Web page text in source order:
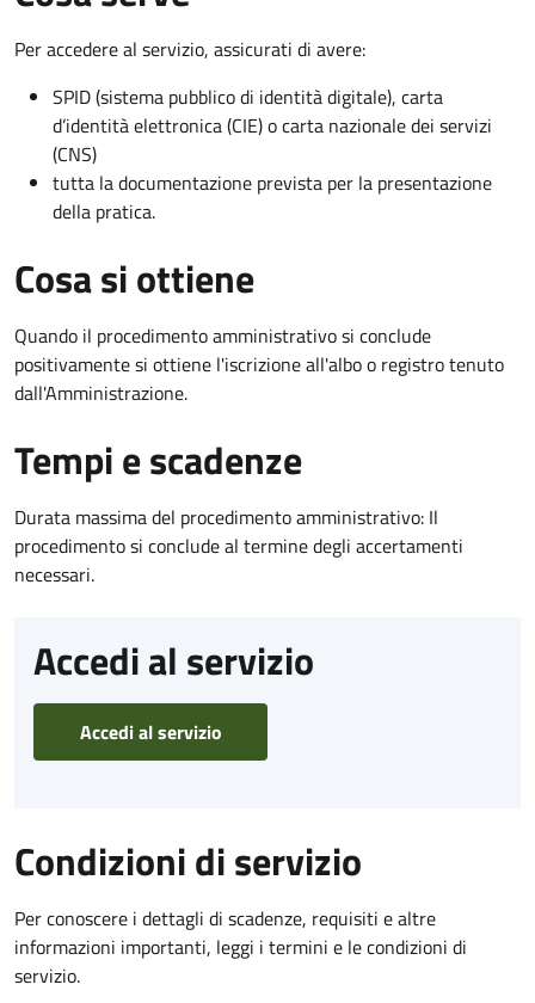
Per accedere al servizio, assicurati di avere:
SPID (sistema pubblico di identità digitale), carta
d’identità elettronica (CIE) o carta nazionale dei servizi
(CNS)
tutta la documentazione prevista per la presentazione
della pratica.
Cosa si ottiene
Quando il procedimento amministrativo si conclude
positivamente si ottiene l'iscrizione all'albo o registro tenuto
dall'Amministrazione.
Tempi e scadenze
Durata massima del procedimento amministrativo: Il
procedimento si conclude al termine degli accertamenti
necessari.
Accedi al servizio
Accedi al servizio
Condizioni di servizio
Per conoscere i dettagli di scadenze, requisiti e altre
informazioni importanti, leggi i termini e le condizioni di
servizio.